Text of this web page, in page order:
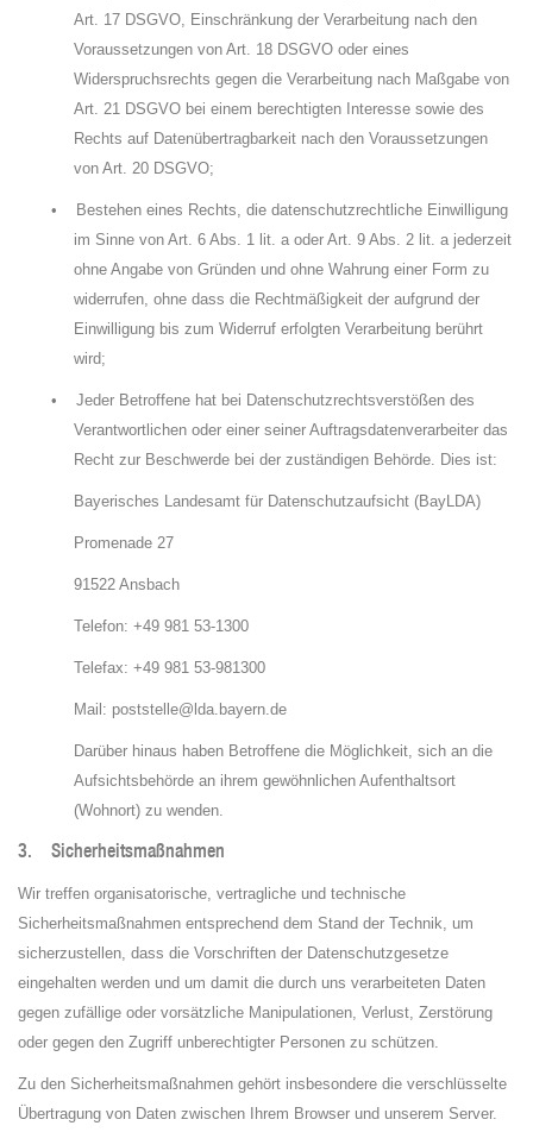
Art. 17 DSGVO, Einschränkung der Verarbeitung nach den
Voraussetzungen von Art. 18 DSGVO oder eines
Widerspruchsrechts gegen die Verarbeitung nach Maßgabe von
Art. 21 DSGVO bei einem berechtigten Interesse sowie des
Rechts auf Datenübertragbarkeit nach den Voraussetzungen
von Art. 20 DSGVO;
•
Bestehen eines Rechts, die datenschutzrechtliche Einwilligung
im Sinne von Art. 6 Abs. 1 lit. a oder Art. 9 Abs. 2 lit. a jederzeit
ohne Angabe von Gründen und ohne Wahrung einer Form zu
widerrufen, ohne dass die Rechtmäßigkeit der aufgrund der
Einwilligung bis zum Widerruf erfolgten Verarbeitung berührt
wird;
•
Jeder Betroffene hat bei Datenschutzrechtsverstößen des
Verantwortlichen oder einer seiner Auftragsdatenverarbeiter das
Recht zur Beschwerde bei der zuständigen Behörde. Dies ist:
Bayerisches Landesamt für Datenschutzaufsicht (BayLDA)
Promenade 27
91522 Ansbach
Telefon: +49 981 53-1300
Telefax: +49 981 53-981300
Mail: poststelle@lda.bayern.de
Darüber hinaus haben Betroffene die Möglichkeit, sich an die
Aufsichtsbehörde an ihrem gewöhnlichen Aufenthaltsort
(Wohnort) zu wenden.
3. Sicherheitsmaßnahmen
Wir treffen organisatorische, vertragliche und technische
Sicherheitsmaßnahmen entsprechend dem Stand der Technik, um
sicherzustellen, dass die Vorschriften der Datenschutzgesetze
eingehalten werden und um damit die durch uns verarbeiteten Daten
gegen zufällige oder vorsätzliche Manipulationen, Verlust, Zerstörung
oder gegen den Zugriff unberechtigter Personen zu schützen.
Zu den Sicherheitsmaßnahmen gehört insbesondere die verschlüsselte
Übertragung von Daten zwischen Ihrem Browser und unserem Server.